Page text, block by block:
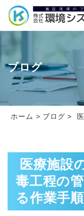
ブログ
ホーム > ブログ >
医療施設
毒工程の
る作業手順